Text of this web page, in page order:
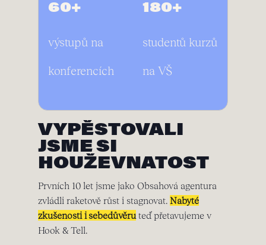
60+
výstupů na
konferencích
180+
studentů kurzů
na VŠ
VYPĚSTOVALI
JSME SI
HOUŽEVNATOST
Prvních 10 let jsme jako Obsahová agentura
zvládli raketově růst i stagnovat. Nabyté
zkušenosti i sebedůvěru teď přetavujeme v
Hook & Tell.